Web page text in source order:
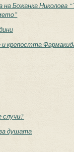
Божанка Николова
крепостта
случи?
душата